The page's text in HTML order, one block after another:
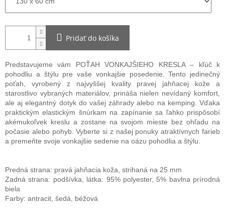
Pridať do košíka
Predstavujeme vám POŤAH VONKAJŠIEHO KRESLA – kľúč k
pohodliu a štýlu pre vaše vonkajšie posedenie. Tento jedinečný
poťah, vyrobený z najvyššej kvality pravej jahňacej kože a
starostlivo vybraných materiálov, prináša nielen nevídaný komfort,
ale aj elegantný dotyk do vašej záhrady alebo na kemping. Vďaka
praktickým elastickým šnúrkam na zapínanie sa ľahko prispôsobí
akémukoľvek kreslu a zostane na svojom mieste bez ohľadu na
počasie alebo pohyb. Vyberte si z našej ponuky atraktívnych farieb
a premeňte svoje vonkajšie sedenie na oázu pohodlia a štýlu.
Predná strana: pravá jahňacia koža, strihaná na 25 mm
Zadná strana: podšívka, látka: 95% polyester, 5% bavlna prírodná
biela
Farby: antracit, šedá, béžová